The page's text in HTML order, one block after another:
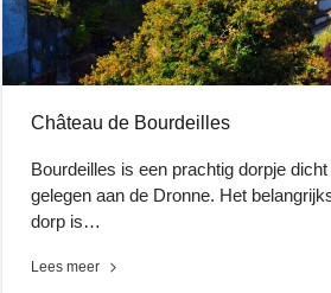
Château de Bourdeilles
Bourdeilles is een prachtig dorpje
gelegen aan de Dronne. Het
dorp is…
Lees meer